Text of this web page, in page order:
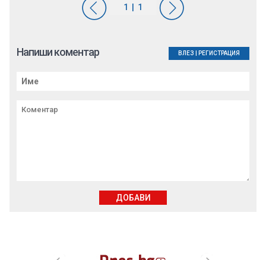
Напиши коментар ВЛЕЗ РЕГИСТРАЦИЯ
ДОБАВИ